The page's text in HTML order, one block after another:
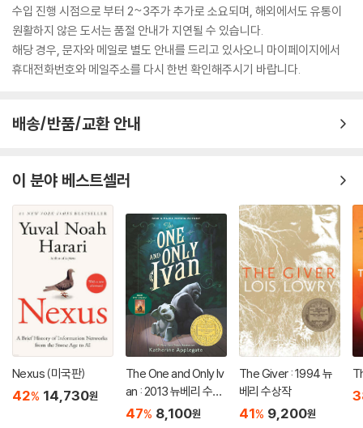
수입 진행 시점으로 부터 2~3주가 추가로 소요되며, 해외에서도 유통이
원활하지 않은 도서는 품절 안내가 지연될 수 있습니다.
해당 경우, 문자와 메일로 별도 안내를 드리고 있사오니 마이페이지에서
휴대전화번호와 메일주소를 다시 한번 확인해주시기 바랍니다.
배송/반품/교환 안내
이 분야 베스트셀러
Nexus (미국판)
42% 14,730원
The One and Only Iv
an : 2013 뉴베리 수상
작
47% 8,100원
The Giver : 1994 뉴
베리 수상작
41% 9,200원